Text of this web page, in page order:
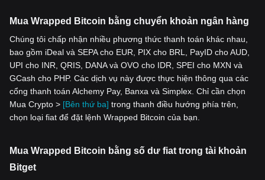
Mua Wrapped Bitcoin bằng chuyển khoản ngân hàng
Chúng tôi chấp nhận nhiều phương thức thanh toán khác nhau,
bao gồm iDeal và SEPA cho EUR, PIX cho BRL, PayID cho AUD,
UPI cho INR, QRIS, DANA và OVO cho IDR, SPEI cho MXN và
GCash cho PHP. Các dịch vụ này được thực hiện thông qua các
cổng thanh toán Alchemy Pay, Banxa và Simplex. Chỉ cần chọn
Mua Crypto > [Bên thứ ba] trong thanh điều hướng phía trên,
chọn loại fiat để đặt lệnh Wrapped Bitcoin của bạn.
Mua Wrapped Bitcoin bằng số dư fiat trong tài khoản
Bitget